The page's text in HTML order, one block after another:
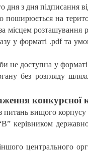
з дня підписання
на
місцем
у форматі .pdf та
не доступна у
без розгляду
конкурсної
питань вищого
керівником
центрального